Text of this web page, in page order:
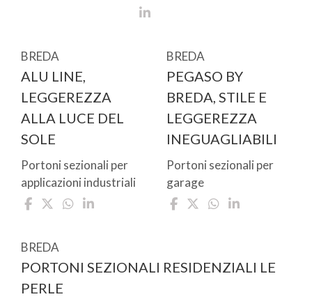
BREDA
ALU LINE,
LEGGEREZZA
ALLA LUCE DEL
SOLE
Portoni sezionali per
applicazioni industriali
BREDA
PEGASO BY
BREDA, STILE E
LEGGEREZZA
INEGUAGLIABILI
Portoni sezionali per
garage
BREDA
PORTONI SEZIONALI RESIDENZIALI LE
PERLE